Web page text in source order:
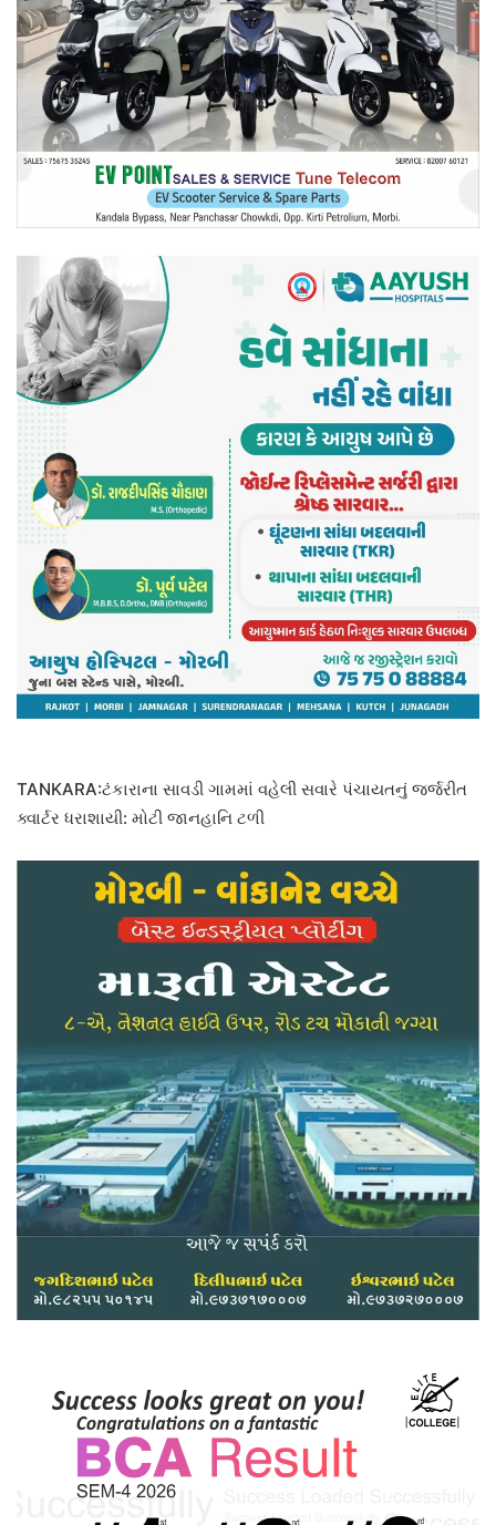
TANKARA:ટંકારાના સાવડી ગામમાં વહેલી સવારે પંચાયતનું જર્જરીત
ક્વાર્ટર ધરાશાયી: મોટી જાનહાનિ ટળી